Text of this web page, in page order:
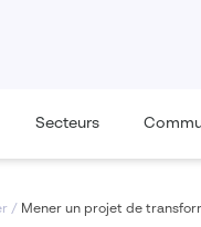
Secteurs
/ Mener un projet de